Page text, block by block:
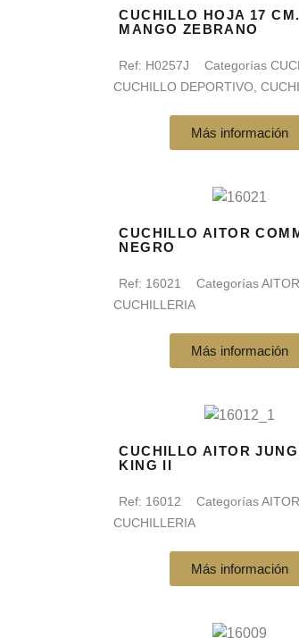
CUCHILLO HOJA 17 CM.
MANGO ZEBRANO
Ref: H0257J Categorías
CUCHILLO DEPORTIVO,
Más información
CUCHILLO AITOR
NEGRO
Ref: 16021 Categorías AITOR
CUCHILLERIA
Más información
CUCHILLO AITOR
KING II
Ref: 16012 Categorías AITOR
CUCHILLERIA
Más información